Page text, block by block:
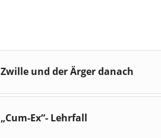
Zwille und der Ärger danach
„Cum-Ex“- Lehrfall